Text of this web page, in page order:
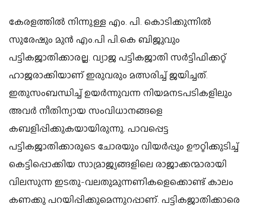
കേരളത്തിൽ നിന്നുള്ള എം. പി. കൊടിക്കുന്നിൽ
സുരേഷും മുൻ എം.പി പി.കെ ബിജുവും
പട്ടികജാതിക്കാരല്ല. വ്യാജ പട്ടികജാതി സർട്ടിഫിക്കറ്റ്
ഹാജരാക്കിയാണ് ഇരുവരും മത്സരിച്ച് ജയിച്ചത്.
ഇതുസംബന്ധിച്ച് ഉയർന്നുവന്ന നിയമനടപടികളിലും
അവർ നീതിന്യായ സംവിധാനങ്ങളെ
കബളിപ്പിക്കുകയായിരുന്നു. പാവപ്പെട്ട
പട്ടികജാതിക്കാരുടെ ചോരയും വിയർപ്പും ഊറ്റിക്കുടിച്ച്
കെട്ടിപ്പൊക്കിയ സാമ്രാജ്യങ്ങളിലെ രാജാക്കന്മാരായി
വിലസുന്ന ഇടതു-വലതുമുന്നണികളെക്കൊണ്ട് കാലം
കണക്കു പറയിപ്പിക്കുമെന്നുറപ്പാണ്. പട്ടികജാതിക്കാരെ